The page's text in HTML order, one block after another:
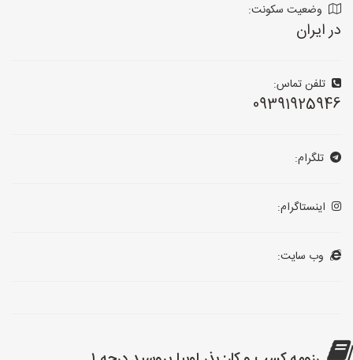
وضعیت سکونت:
در ایران
تلفن تماس:
09391925946
تلگرام:
اینستاگرام:
وب سایت: